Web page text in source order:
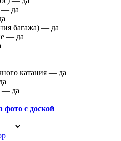
— да
багажа) — да
— да
катания — да
— да
фото с доской